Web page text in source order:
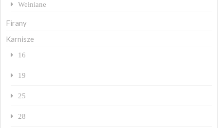
Wełniane
Firany
Karnisze
16
19
25
28